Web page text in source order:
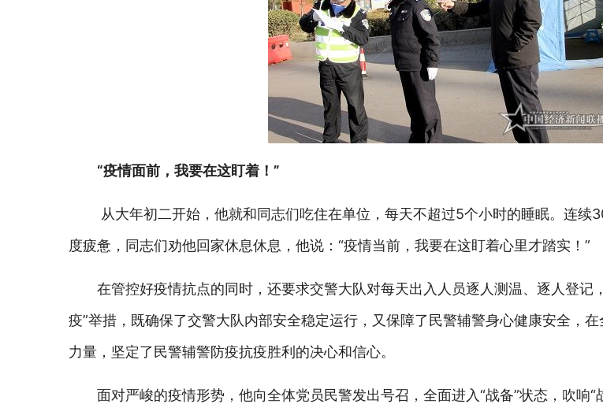
“疫情面前，我要在这盯着！”
从大年初二开始，他就和同志们吃住在单位，每天不超过5个小时的睡眠。连续
度疲惫，同志们劝他回家休息休息，他说：“疫情当前，我要在这盯着心里才踏实！”
在管控好疫情抗点的同时，还要求交警大队对每天出入人员逐人测温、逐人登记
疫”举措，既确保了交警大队内部安全稳定运行，又保障了民警辅警身心健康安全，
力量，坚定了民警辅警防疫抗疫胜利的决心和信心。
面对严峻的疫情形势，他向全体党员民警发出号召，全面进入“战备”状态，吹响“